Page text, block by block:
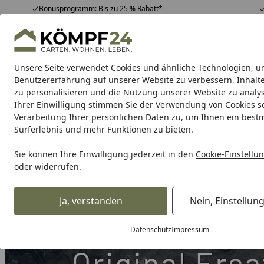
Unsere Seite verwendet Cookies und ähnliche Technologien,
Benutzererfahrung auf unserer Website zu verbessern,
zu personalisieren und die Nutzung unserer Website zu
Ihrer Einwilligung stimmen Sie der Verwendung von Cookies
Verarbeitung Ihrer persönlichen Daten zu, um Ihnen ein
Surferlebnis und mehr Funktionen zu bieten.
Sie können Ihre Einwilligung jederzeit in den Cookie-
oder widerrufen.
Ja, verstanden Nein,
DatenschutzImpressum
Bonusprogramm: Bis zu 25 % Rabatt*
Hotline07051 / 9 22 22
Mo-Fr. 8-16 Uhr 25.956 Bewertungen
Alle Produkte
Alle ProdukteHighlights Tipps & Tricks
Grill Gasgrill Holzkohlegrill Elektrogrill
Karibu Pools inkl.
Dein Traumpool im Sorglos-
Weber Ersatzteil RING TANK SPPRT OUTER BLK CGG